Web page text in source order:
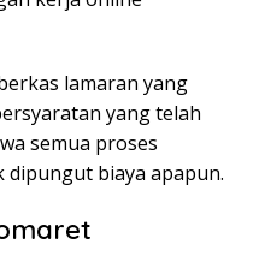
lamaran yang
yang telah
semua proses
biaya apapun.